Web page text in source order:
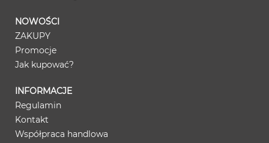
NOWOŚCI
ZAKUPY
Promocje
Jak kupować?
INFORMACJE
Regulamin
Kontakt
Współpraca handlowa